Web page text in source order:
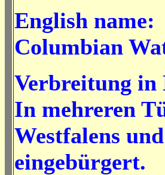
English name:
Columbian
Verbreitung in
In mehreren
Westfalens
eingebürgert.